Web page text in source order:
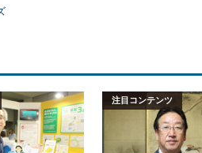
注目コンテンツ